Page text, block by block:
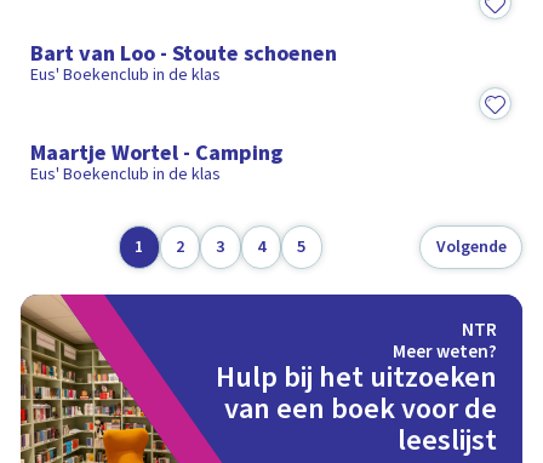
Bart van Loo - Stoute schoenen
Eus' Boekenclub in de klas
Maartje Wortel - Camping
Eus' Boekenclub in de klas
1 2 3 4 5 Volgende
NTR
Meer weten?
Hulp bij het uitzoeken
van een boek voor de
leeslijst